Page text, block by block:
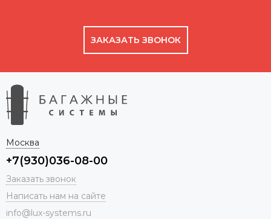
ЗАКАЗАТЬ ЗВОНОК
Москва
+7(930)036-08-00
Заказать звонок
Написать нам на сайте
info@lux-systems.ru